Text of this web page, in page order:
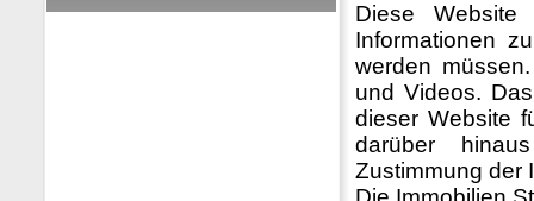
Diese
Informationen
werden
und Videos.
dieser Website
darüber
Zustimmung der